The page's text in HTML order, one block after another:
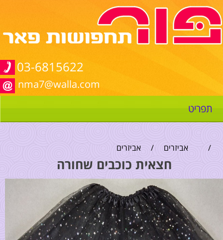
03-6815622
nma7@walla.com
תפריט
/ אביזרים / אביזרים
חצאית כוכבים שחורה